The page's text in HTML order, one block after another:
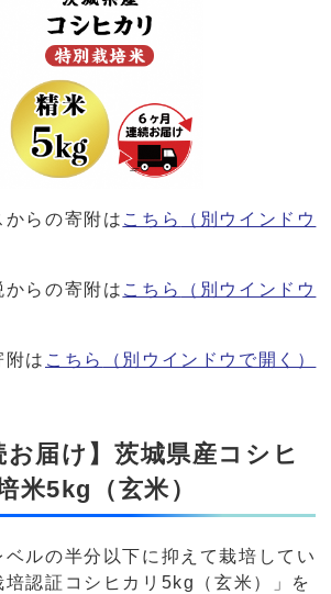
らの寄附は こちら
（別ウインドウ
らの寄附は こちら
（別ウインドウ
附は こちら （別ウインドウで開く）
お届け】茨城県産コシヒ
米5kg（玄米）
ルの半分以下に抑えて栽培してい
培認証コシヒカリ5kg（玄米）」を